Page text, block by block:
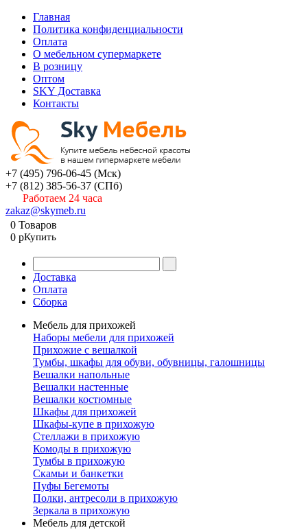
Главная
Политика конфиденциальности
Оплата
О мебельном супермаркете
В розницу
Оптом
SKY Доставка
Контакты
+7 (495) 796-06-45 (Мск)
+7 (812) 385-56-37 (СПб)
Работаем 24 часа
zakaz@skymeb.ru
0 Товаров
0 pКупить
Доставка
Оплата
Сборка
Мебель для прихожей
Наборы мебели для прихожей
Прихожие с вешалкой
Тумбы, шкафы для обуви, обувницы, галошницы
Вешалки напольные
Вешалки настенные
Вешалки костюмные
Шкафы для прихожей
Шкафы-купе в прихожую
Стеллажи в прихожую
Комоды в прихожую
Тумбы в прихожую
Скамьи и банкетки
Пуфы Бегемоты
Полки, антресоли в прихожую
Зеркала в прихожую
Мебель для детской